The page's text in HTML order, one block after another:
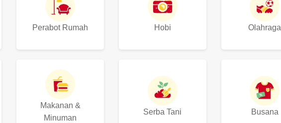
Perabot Rumah Hobi Olahraga
Makanan &
Minuman
Serba Tani Busana